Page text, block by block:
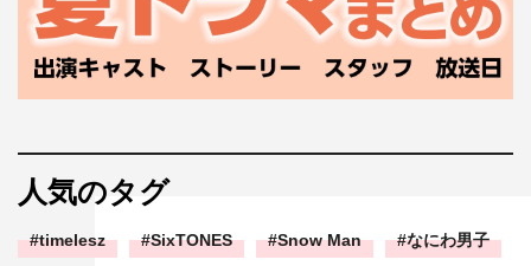
人気のタグ
timelesz SixTONES Snow Man なにわ男子